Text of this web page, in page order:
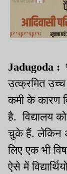
Jadugoda :
उत्क्रमित उच्च
कमी के कारण
है. विद्यालय
चुके हैं. लेकिन
लिए एक भी
ऐसे में